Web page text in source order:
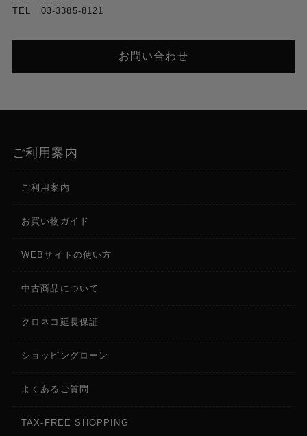
後を1mケーブルで信号発生器および測定器に接続
※パソロジカル（チェックフィールド）信号は、ア
ナログ性能およびPLLを評価するテスト信号です。
HDMI05P/CANARE
入力端子
RCA (アナログLine) x 2 (アナログ不平衡オーディオ
入力用(L/R))
12G-SDI対応 75ΩBNC x 2
HDMI Type A x 1
DIPスイッチ
TEL 03-3385-8121
お問い合わせ
ご利用案内
ご利用案内
お買い物ガイド
WEBサイトの使い方
中古商品について
クロネコ延長保証
ショッピングローン
よくあるご質問
TAX-FREE SHOPPING